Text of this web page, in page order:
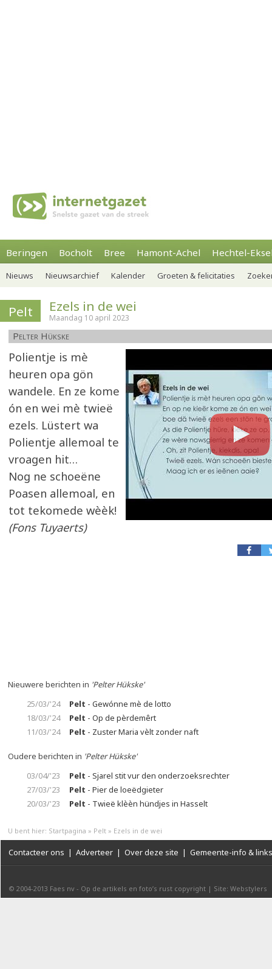
Beringen Bocholt Bree Hamont-Achel Hechtel-
Nieuws Nieuwsarchief Kalender Groeten & felicitaties
Pelt Ezels in de wei
Maandag 10 april 2023
Pelter Hükske
Polientje is mè
heuren opa gön
wandele. En ze kome
ón en wei mè twieë
ezels. Lüstert wa
Polientje allemoal te
vroagen hit…
Nog ne schoeëne
Poasen allemoal, en
tot tekomede wèèk!
(Fons Tuyaerts)
Nieuwere berichten in 'Pelter Hükske'
25/03/'24
Pelt - Gewónne mè de lotto
18/03/'24
Pelt - Op de pèrdemêrt
11/03/'24
Pelt - Zuster Maria vèlt zonder naft
Oudere berichten in 'Pelter Hükske'
03/04/'23
Pelt - Sjarel stit vur den onderzoeksrechter
27/03/'23
Pelt - Pier de loeëdgieter
20/03/'23
Pelt - Twieë klèèn hündjes in Hasselt
U bent hier: Startpagina » Pelt » Ezels in de wei
Contacteer ons | Adverteer | Over deze site | Gemeente-info & links
© 2004-2013 Faes nv - Op de artikels en foto’s rust copyright | Site: Webstylers